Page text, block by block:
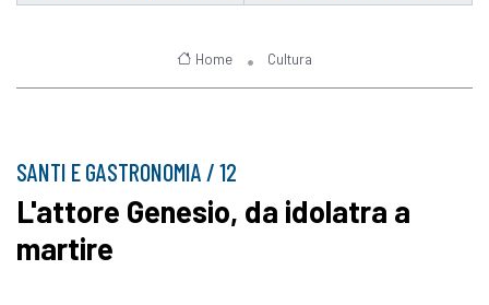
Home Cultura
SANTI E GASTRONOMIA / 12
L'attore Genesio, da idolatra a
martire